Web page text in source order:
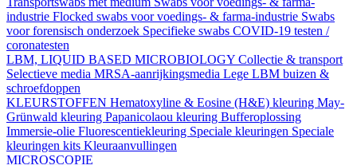
industrie Flocked swabs voor voedings- & farma-industrie Swabs
voor forensisch onderzoek Specifieke swabs COVID-19 testen /
coronatesten
LBM, LIQUID BASED MICROBIOLOGY Collectie & transport
Selectieve media MRSA-aanrijkingsmedia Lege LBM buizen &
schroefdoppen
KLEURSTOFFEN Hematoxyline & Eosine (H&E) kleuring May-
Grünwald kleuring Papanicolaou kleuring Bufferoplossing
Immersie-olie Fluorescentiekleuring Speciale kleuringen Speciale
kleuringen kits Kleuraanvullingen
MICROSCOPIE